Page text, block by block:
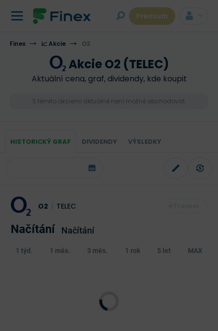
Premium
Finex 📈 Akcie O2
Akcie O2 (TELEC)
Aktuální cena, graf, dividendy, kde koupit
S těmito akciemi aktuálně není možné obchodovat.
HISTORICKÝ GRAF DIVIDENDY VÝSLEDKY
O2 TELEC
Načítání Načítání
1 týd. 1 měs. 3 měs. 1 rok 5 let MAX